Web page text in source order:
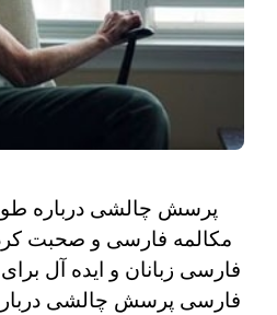
پرسش چالشی درباره
مکالمه فارسی و صحبت
فارسی زبانان و ایده آل
فارسی پرسش چالشی